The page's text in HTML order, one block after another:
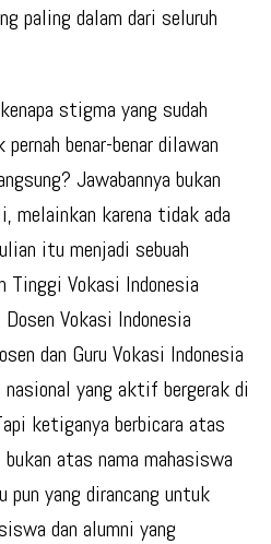
paling dalam dari seluruh
stigma yang sudah
benar-benar dilawan
Jawabannya bukan
melainkan karena tidak ada
itu menjadi sebuah
Tinggi Vokasi Indonesia
Vokasi Indonesia
dan Guru Vokasi Indonesia
nasional yang aktif bergerak di
ketiganya berbicara atas
atas nama mahasiswa
pun yang dirancang untuk
dan alumni yang